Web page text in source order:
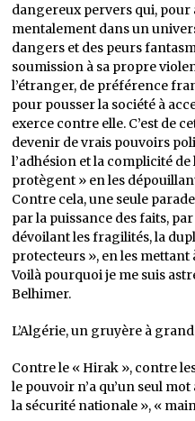
dangereux pervers qui, pour
mentalement dans un
dangers et des peurs
soumission à sa propre
l’étranger, de préférence
pour pousser la société à
exerce contre elle. C’est de
devenir de vrais pouvoirs
l’adhésion et la complicité
protègent » en les
Contre cela, une seule
par la puissance des faits,
dévoilant les fragilités, la
protecteurs », en les mettant
Voilà pourquoi je me suis
Belhimer.
L’Algérie, un gruyère à
Contre le « Hirak », contre
le pouvoir n’a qu’un seul
la sécurité nationale », «